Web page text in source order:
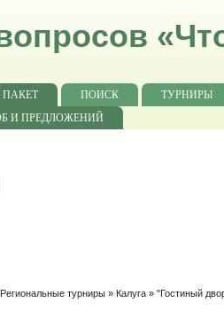
ПОИСК
ТУРНИРЫ
И ПРЕДЛОЖЕНИЙ
Региональные турниры » Калуга » "Гостиный